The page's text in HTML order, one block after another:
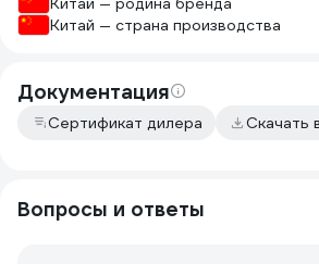
Китай — страна производства
Документация
Сертификат дилера Скачать
Вопросы и ответы